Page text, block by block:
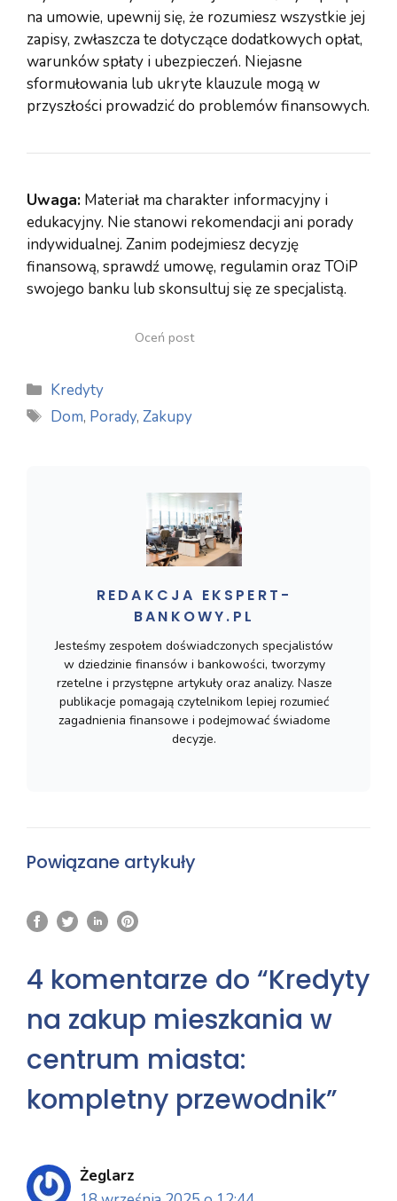
na umowie, upewnij się, że rozumiesz wszystkie jej
zapisy, zwłaszcza te dotyczące dodatkowych opłat,
warunków spłaty i ubezpieczeń. Niejasne
sformułowania lub ukryte klauzule mogą w
przyszłości prowadzić do problemów finansowych.
Uwaga: Materiał ma charakter informacyjny i
edukacyjny. Nie stanowi rekomendacji ani porady
indywidualnej. Zanim podejmiesz decyzję
finansową, sprawdź umowę, regulamin oraz TOiP
swojego banku lub skonsultuj się ze specjalistą.
Oceń post
Kategorie
Kredyty
Tagi
Dom, Porady,Zakupy
REDAKCJA EKSPERT-
BANKOWY.PL
Jesteśmy zespołem doświadczonych specjalistów
w dziedzinie finansów i bankowości, tworzymy
rzetelne i przystępne artykuły oraz analizy. Nasze
publikacje pomagają czytelnikom lepiej rozumieć
zagadnienia finansowe i podejmować świadome
decyzje.
Powiązane artykuły
4 komentarze do “Kredyty
na zakup mieszkania w
centrum miasta:
kompletny przewodnik”
Żeglarz